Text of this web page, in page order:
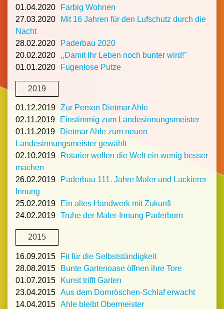
01.04.2020
Farbig Wohnen
27.03.2020
Mit 16 Jahren für den Lufschutz durch die
Nacht
28.02.2020
Paderbau 2020
20.02.2020
,,Damit Ihr Leben noch bunter wird!"
01.01.2020
Fugenlose Putze
2019
01.12.2019 Zur Person Dietmar Ahle
02.11.2019
Einstimmig zum Landesinnungsmeister
01.11.2019
Dietmar Ahle zum neuen
Landesinnungsmeister gewählt
02.10.2019
Rotarier wollen die Welt ein wenig besser
machen
26.02.2019
Paderbau 111. Jahre Maler und Lackierer
Innung
25.02.2019
Ein altes Handwerk mit Zukunft
24.02.2019 Truhe der Maler-Innung Paderborn
2015
16.09.2015
Fit für die Selbstständigkeit
28.08.2015
Bunte Gartenoase öffnen ihre Tore
01.07.2015
Kunst trifft Garten
23.04.2015 Aus dem Dornröschen-Schlaf erwacht
14.04.2015 Ahle bleibt Obermeister